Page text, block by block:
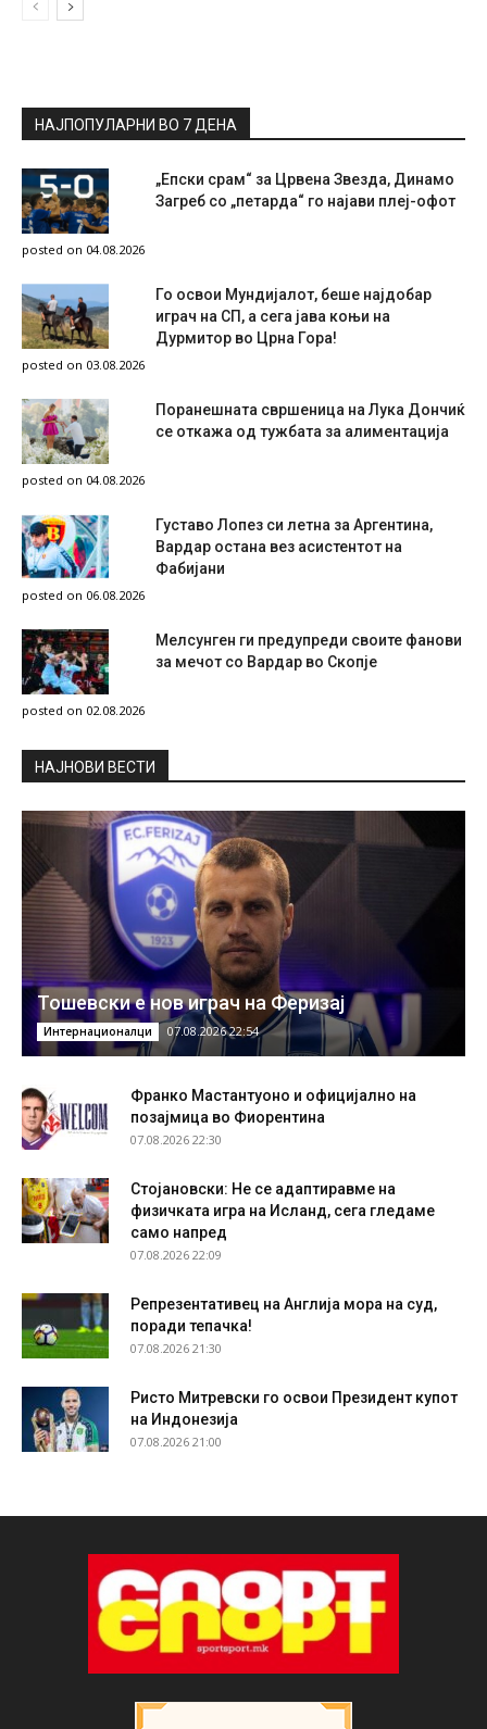
НАЈПОПУЛАРНИ ВО 7 ДЕНА
„Епски срам“ за Црвена Звезда, Динамо
Загреб со „петарда“ го најави плеј-офот
posted on 04.08.2026
Го освои Мундијалот, беше најдобар
играч на СП, а сега јава коњи на
Дурмитор во Црна Гора!
posted on 03.08.2026
Поранешната свршеница на Лука Дончиќ
се откажа од тужбата за алиментација
posted on 04.08.2026
Густаво Лопез си летна за Аргентина,
Вардар остана вез асистентот на
Фабијани
posted on 06.08.2026
Мелсунген ги предупреди своите фанови
за мечот со Вардар во Скопје
posted on 02.08.2026
НAЈНОВИ ВЕСТИ
Тошевски е нов играч на Феризај
Интернационалци 07.08.2026 22:54
Франко Мастантуоно и официјално на
позајмица во Фиорентина
07.08.2026 22:30
Стојановски: Не се адаптиравме на
физичката игра на Исланд, сега гледаме
само напред
07.08.2026 22:09
Репрезентативец на Англија мора на суд,
поради тепачка!
07.08.2026 21:30
Ристо Митревски го освои Президент купот
на Индонезија
07.08.2026 21:00